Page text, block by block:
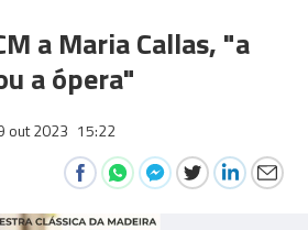
a Maria Callas, "a
a ópera"
out 2023 15:22